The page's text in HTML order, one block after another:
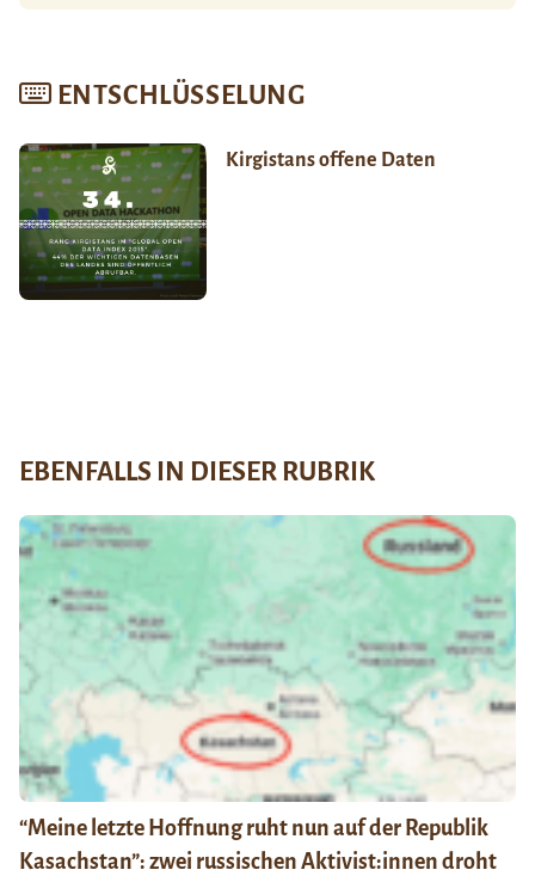
ENTSCHLÜSSELUNG
Kirgistans offene Daten
EBENFALLS IN DIESER RUBRIK
“Meine letzte Hoffnung ruht nun auf der Republik
Kasachstan”: zwei russischen Aktivist:innen droht